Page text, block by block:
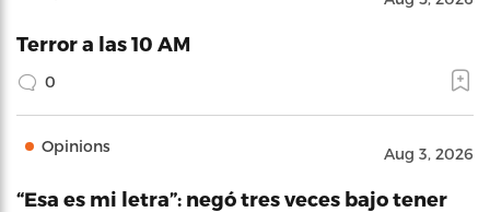
Terror a las 10 AM
0
Opinions Aug 3, 2026
“Esa es mi letra”: negó tres veces bajo tener